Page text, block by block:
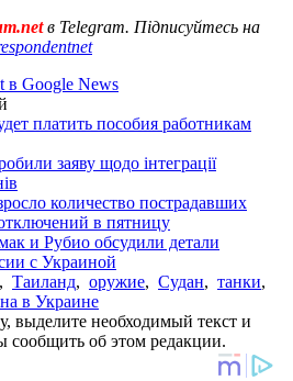
в Telegram. Підписуйтесь на
в Google News
платить пособия работникам
заяву щодо інтеграції
количество пострадавших
в пятницу
и Рубио обсудили детали
с Украиной
, Таиланд, оружие, Судан, танки,
в Украине
выделите необходимый текст и
сообщить об этом редакции.